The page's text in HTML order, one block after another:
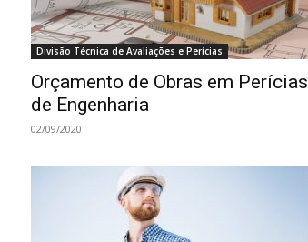
Divisão Técnica de Avaliações e Perícias
Orçamento de Obras em Perícias
de Engenharia
02/09/2020